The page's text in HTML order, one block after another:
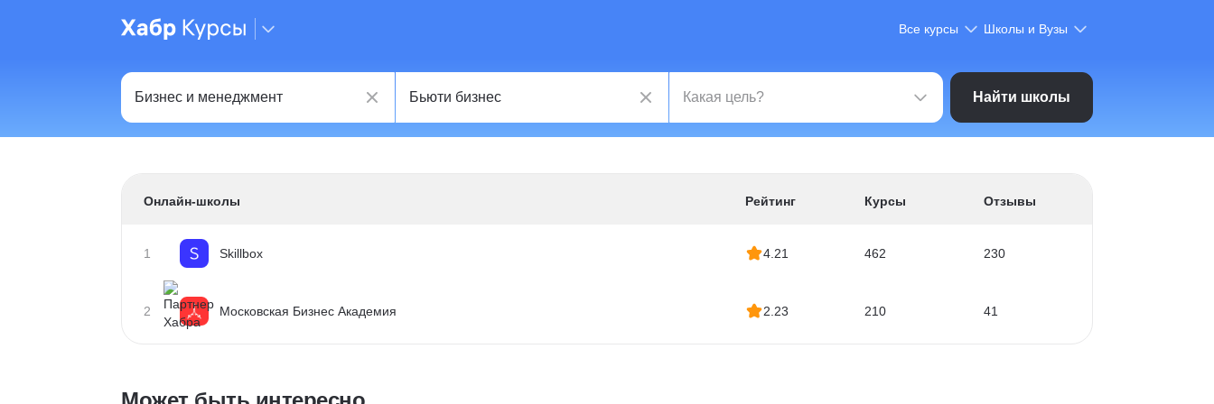
Все курсы Школы и Вузы
Найти школы
Онлайн-школы Рейтинг Курсы Отзывы
1 Skillbox 4.21 462 230
2 Московская Бизнес Академия 2.23 210 41